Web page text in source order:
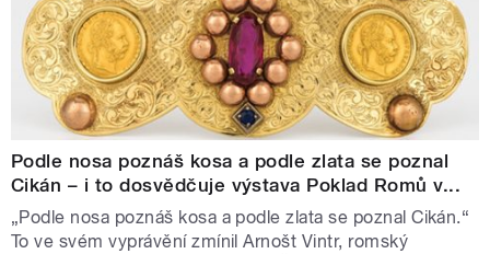
Podle nosa poznáš kosa a podle zlata se poznal
Cikán – i to dosvědčuje výstava Poklad Romů v...
„Podle nosa poznáš kosa a podle zlata se poznal Cikán.“
To ve svém vyprávění zmínil Arnošt Vintr, romský